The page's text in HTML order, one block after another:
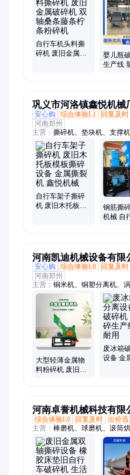
自行车机头料撕
碎机 废旧金属破
婴儿瓶
生产线
巩义市河洛镇鑫悦机械厂
安心购
综合体验L1 回复及时
河南郑州
主营： 撕碎机、垫块机、支撑
机、模板破碎机、双轴破碎机
薄铁皮粉碎机
自行车架子撕碎
机 废旧木托板模
钢筋撕
机械 自
河南凯迪机械设备有限
安心购
综合体验L0 回复及时
河南郑州
主营： 铜米机、铜塑分离机、
线、马达转子粉碎机、水洗铜
设备、中空玻璃胶条分选设备
米机、小型铜米机、机油滤芯
皮机、压油机、粉皮机、生铝
线粉碎机、杂线铜米机、机头料
大型轻薄金属物
料粉碎机 废旧铁
废冰箱
设备 金
河南卓誉机械科技有限
综合体验L0
回复及时 出价迅
主营： 棒磨机、球磨机、滚筒
矸石破碎机、二次铝灰设备、
连续式炭化炉、大型连续式炭